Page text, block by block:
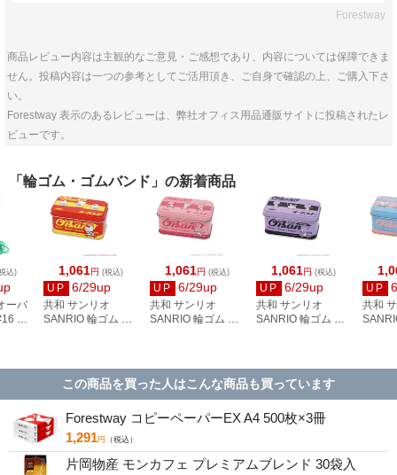
Forestway
商品レビュー内容は主観的なご意見・ご感想であり、内容については保障できま
せん。投稿内容は一つの参考としてご活用頂き、ご自身で確認の上、ご購入下さ
い。
Forestway 表示のあるレビューは、弊社オフィス用品通販サイトに投稿されたレ
ビューです。
「輪ゴム・ゴムバンド」の新着商品
1,061円 (税込)
UP 6/29up
共和 サンリオ
SANRIO 輪ゴム オ
ロー GGS-040-K2
1,061円 (税込)
UP 6/29up
共和 サンリオ
SANRIO 輪ゴム オ
040-MM
1,061円 (税込)
UP 6/29up
共和 サンリオ
SANRIO 輪ゴム オ
KU
UP
共和
込)
ーバ
パ
この商品を買った人はこんな商品も買っています
Forestway コピーペーパーEX A4 500枚×3冊
1,291円 （税込）
片岡物産 モンカフェ プレミアムブレンド 30袋入